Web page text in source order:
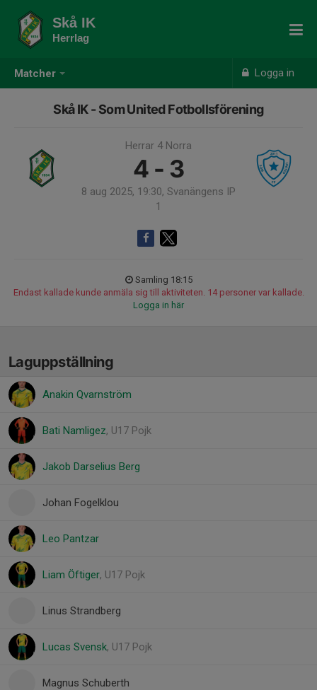
Matcher Logga in
Skå IK
Herrlag
Skå IK - Som United Fotbollsförening
Herrar 4 Norra
4 - 3
8 aug 2025, 19:30, Svanängens IP
1
Samling 18:15
Endast kallade kunde anmäla sig till aktiviteten. 14 personer var kallade.
Logga in här
Laguppställning
Anakin Qvarnström
Bati Namligez, U17 Pojk
Jakob Darselius Berg
Johan Fogelklou
Leo Pantzar
Liam Öftiger, U17 Pojk
Linus Strandberg
Lucas Svensk, U17 Pojk
Magnus Schuberth